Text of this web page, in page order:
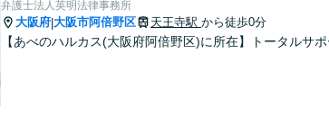
弁護士法人英明法律事務所
大阪府|大阪市阿倍野区 天王寺駅 から徒歩0分
【あべのハルカス(大阪府阿倍野区)に所在】トータルサ